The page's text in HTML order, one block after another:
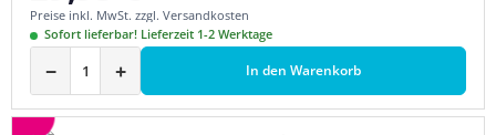
Preise inkl. MwSt. zzgl. Versandkosten
Sofort lieferbar! Lieferzeit 1-2 Werktage
− + In den Warenkorb